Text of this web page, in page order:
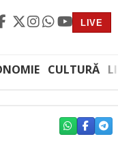
LIVE
CULTURĂ
WHATSAPP